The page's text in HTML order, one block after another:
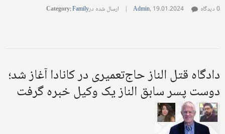
Admin, 19.01.2024
| ارسال شده در Category:Family 0 دیدگاه
دادگاه قتل الناز حاج‌تعمیری در کانادا آغاز شد؛
دوست پسر سابق الناز یک وکیل خبره گرفت